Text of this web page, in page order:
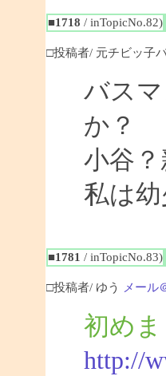
■1718 / inTopicNo.82)
□投稿者/ 元チビッ子
バス
か？
小谷？
私は
■1781 / inTopicNo.83)
□投稿者/ ゆう メール
初め
http://